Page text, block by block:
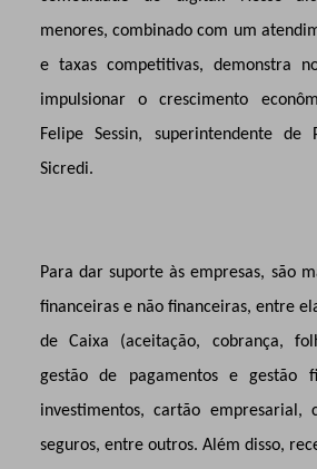
menores, combinado com um
e taxas competitivas, demonstra
impulsionar o crescimento
Felipe Sessin, superintendente de
Sicredi.
Para dar suporte às empresas, são
financeiras e não financeiras, entre
de Caixa (aceitação, cobrança,
gestão de pagamentos e gestão
investimentos, cartão empresarial,
seguros, entre outros. Além disso,